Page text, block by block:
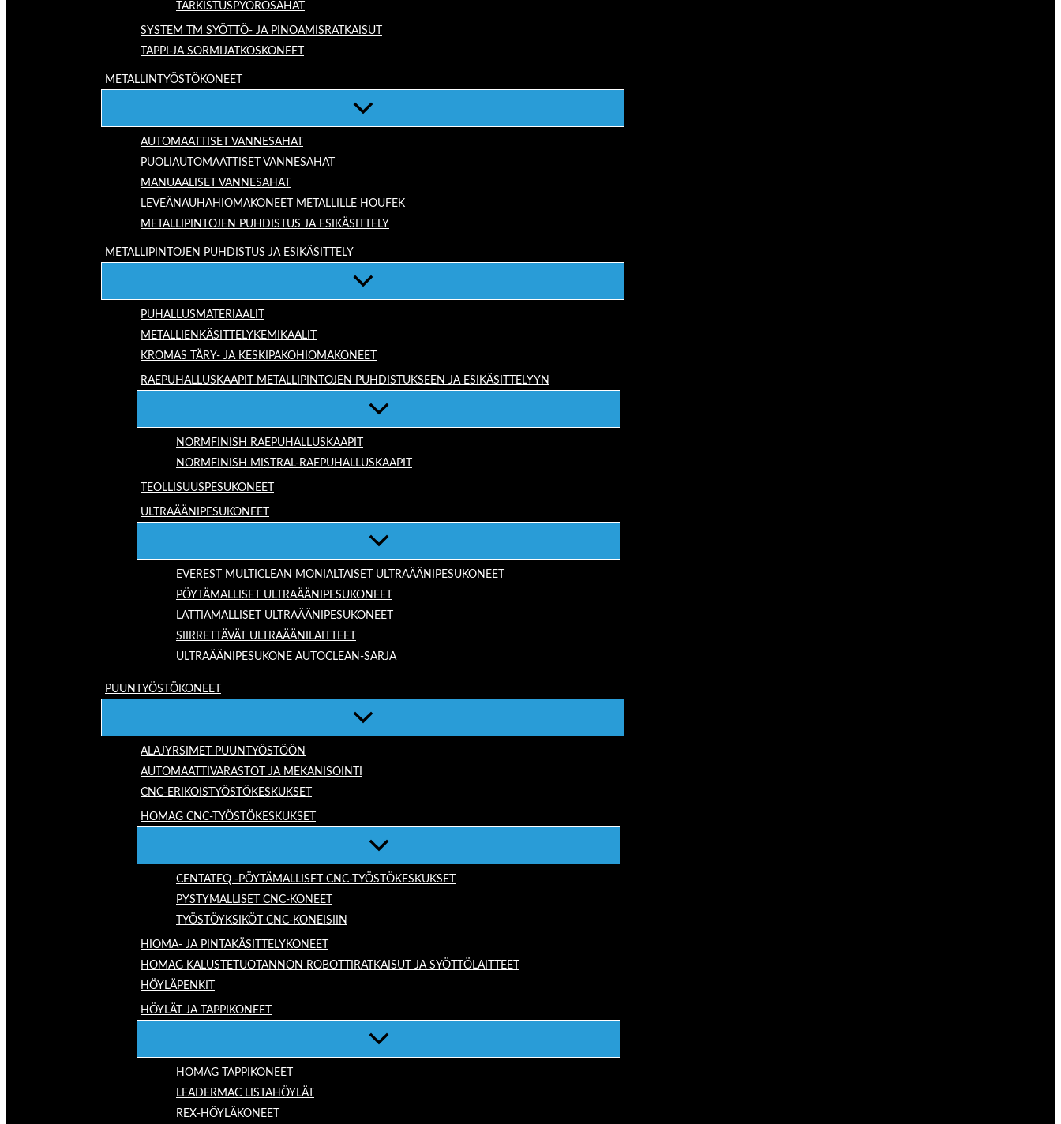
TARKISTUSPYÖRÖSAHAT
SYSTEM TM SYÖTTÖ- JA PINOAMISRATKAISUT
TAPPI-JA SORMIJATKOSKONEET
METALLINTYÖSTÖKONEET
AUTOMAATTISET VANNESAHAT
PUOLIAUTOMAATTISET VANNESAHAT
MANUAALISET VANNESAHAT
LEVEÄNAUHAHIOMAKONEET METALLILLE HOUFEK
METALLIPINTOJEN PUHDISTUS JA ESIKÄSITTELY
METALLIPINTOJEN PUHDISTUS JA ESIKÄSITTELY
PUHALLUSMATERIAALIT
METALLIENKÄSITTELYKEMIKAALIT
KROMAS TÄRY- JA KESKIPAKOHIOMAKONEET
RAEPUHALLUSKAAPIT METALLIPINTOJEN PUHDISTUKSEEN JA ESIKÄSITTELYYN
NORMFINISH RAEPUHALLUSKAAPIT
NORMFINISH MISTRAL-RAEPUHALLUSKAAPIT
TEOLLISUUSPESUKONEET
ULTRAÄÄNIPESUKONEET
EVEREST MULTICLEAN MONIALTAISET ULTRAÄÄNIPESUKONEET
PÖYTÄMALLISET ULTRAÄÄNIPESUKONEET
LATTIAMALLISET ULTRAÄÄNIPESUKONEET
SIIRRETTÄVÄT ULTRAÄÄNILAITTEET
ULTRAÄÄNIPESUKONE AUTOCLEAN-SARJA
PUUNTYÖSTÖKONEET
ALAJYRSIMET PUUNTYÖSTÖÖN
AUTOMAATTIVARASTOT JA MEKANISOINTI
CNC-ERIKOISTYÖSTÖKESKUKSET
HOMAG CNC-TYÖSTÖKESKUKSET
CENTATEQ -PÖYTÄMALLISET CNC-TYÖSTÖKESKUKSET
PYSTYMALLISET CNC-KONEET
TYÖSTÖYKSIKÖT CNC-KONEISIIN
HIOMA- JA PINTAKÄSITTELYKONEET
HOMAG KALUSTETUOTANNON ROBOTTIRATKAISUT JA SYÖTTÖLAITTEET
HÖYLÄPENKIT
HÖYLÄT JA TAPPIKONEET
HOMAG TAPPIKONEET
LEADERMAC LISTAHÖYLÄT
REX-HÖYLÄKONEET